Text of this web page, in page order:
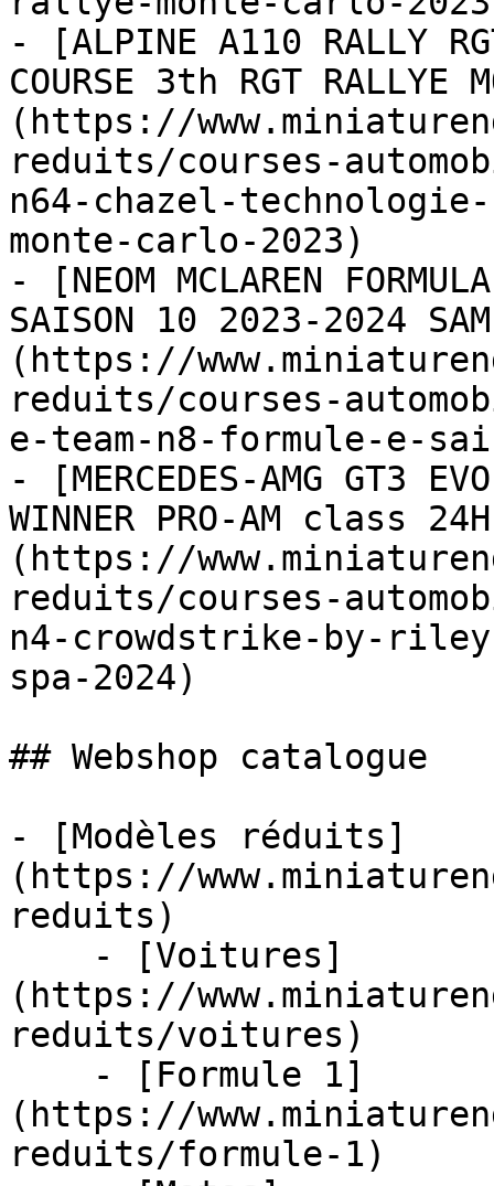
- [ALPINE A110 RALLY
COURSE 3th RGT RALLYE
(https://
reduits/courses-
n64-chazel-
monte-carlo-2023)
- [NEOM MCLAREN
SAISON 10 2023-2024
(https://
reduits/courses-
e-team-n8-formule-e-
- [MERCEDES-AMG GT3
WINNER PRO-AM class
(https://
reduits/courses-
n4-crowdstrike-by-
spa-2024)
## Webshop catalogue
- [Modèles réduits]
(https://
reduits)
(https://
reduits/voitures)
(https://
reduits/formule-1)